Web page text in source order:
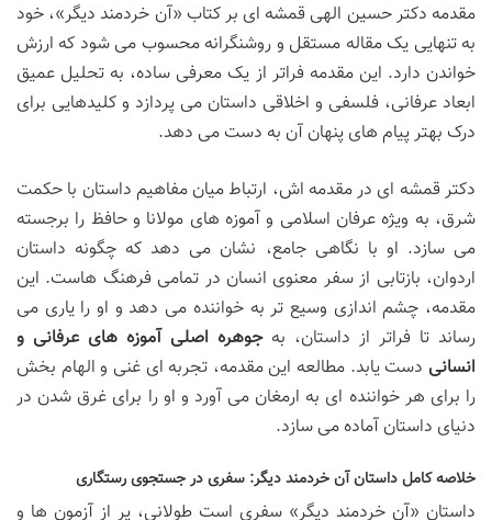
مقدمه دکتر حسین الهی قمشه ای بر کتاب «آن خردمند دیگر»، خود
به تنهایی یک مقاله مستقل و روشنگرانه محسوب می شود که ارزش
خواندن دارد. این مقدمه فراتر از یک معرفی ساده، به تحلیل عمیق
ابعاد عرفانی، فلسفی و اخلاقی داستان می پردازد و کلیدهایی برای
درک بهتر پیام های پنهان آن به دست می دهد.
دکتر قمشه ای در مقدمه اش، ارتباط میان مفاهیم داستان با حکمت
شرق، به ویژه عرفان اسلامی و آموزه های مولانا و حافظ را برجسته
می سازد. او با نگاهی جامع، نشان می دهد که چگونه داستان
اردوان، بازتابی از سفر معنوی انسان در تمامی فرهنگ هاست. این
مقدمه، چشم اندازی وسیع تر به خواننده می دهد و او را یاری می
رساند تا فراتر از داستان، بهجوهره اصلی آموزه های عرفانی و
انسانی دست یابد. مطالعه این مقدمه، تجربه ای غنی و الهام بخش
را برای هر خواننده ای به ارمغان می آورد و او را برای غرق شدن در
دنیای داستان آماده می سازد.
خلاصه کامل داستان آن خردمند دیگر: سفری در جستجوی رستگاری
داستان «آن خردمند دیگر» سفری است طولانی، پر از آزمون ها و